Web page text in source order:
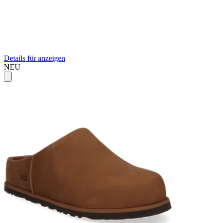
Details für anzeigen
NEU